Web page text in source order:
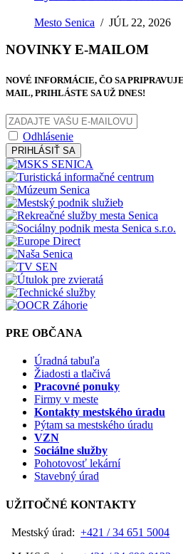
Mesto Senica /JÚL 22, 2026
NOVINKY E-MAILOM
NOVÉ INFORMÁCIE, ČO SA
MAIL, PRIHLÁSTE SA UŽ DNES!
Odhlásenie
PRIHLÁSIŤ SA
PRE OBČANA
Úradná tabuľa
Žiadosti a tlačivá
Pracovné ponuky
Firmy v meste
Kontakty mestského úradu
Pýtam sa mestského úradu
VZN
Sociálne služby
Pohotovosť lekární
Stavebný úrad
UŽITOČNÉ KONTAKTY
Mestský úrad: +421 / 34 651 5004